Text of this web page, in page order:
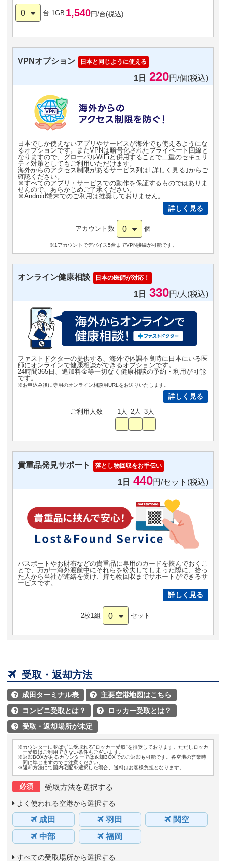
0 台 1GB 1,540円/台(税込)
VPNオプション 日本と同じように使える
1日 220円/個(税込)
日本でしか使えないアプリやサービスが海外でも使えるようにな
るオプションです。またVPNは暗号化されたプライベート回線と
なりますので、グローバルWiFiと併用することで二重のセキュリ
ティ対策としてもご利用いただけます。
海外からのアクセス制限があるサービス列は｢詳しく見る｣からご
確認ください。
※すべてのアプリ・サービスでの動作を保証するものではありま
せんので、あらかじめご了承ください。
※Android端末でのご利用は推奨しておりません。
詳しく見る
アカウント数 0 個
※1アカウントでデバイス5台までVPN接続が可能です。
オンライン健康相談 日本の医師が対応！
1日 330円/人(税込)
ファストドクターの提供する、海外で体調不良時に日本にいる医
師にオンラインで健康相談ができるオプションです。
24時間365日、追加料金等一切なく健康相談の予約・利用が可能
です。
※お申込み後に専用のオンライン相談用URLをお送りいたします。
詳しく見る
ご利用人数 1人 2人 3人
貴重品発見サポート 落とし物回収をお手伝い
1日 440円/セット(税込)
パスポートやお財布などの貴重品に専用のカードを挟んでおくこ
とで、万が一海外渡航中にそれらを紛失してしまった際に、拾っ
た人から当社が連絡を受け、持ち物回収までサポートができるサ
ービスです。
詳しく見る
2枚1組 0 セット
 受取・返却方法
 成田ターミナル表  主要空港地図はこちら
 コンビニ受取とは？  ロッカー受取とは？
 受取・返却場所が未定
※カウンターに並ばずに受取れる"ロッカー受取"を推奨しております。ただしロッカ
ー受取はご利用できない条件もございます。
※返却BOXがあるカウンターでは返却BOXでのご返却も可能です。各空港の営業時
間に準じますのでご注意ください。
※返却方法にて国内宅配を選択した場合、送料はお客様負担となります。
必須 受取方法を選択する
よく使われる空港から選択する
成田 羽田
関空
中部
福岡
すべての受取場所から選択する